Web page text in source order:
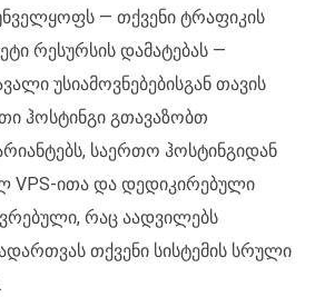
— თქვენი ტრაფიკის
რესურსის დამატებას —
უსიამოვნებებისგან თავის
ჰოსტინგი გთავაზობთ
საერთო ჰოსტინგიდან
VPS-ითა და დედიკირებული
რაც აადვილებს
თქვენი სისტემის სრული